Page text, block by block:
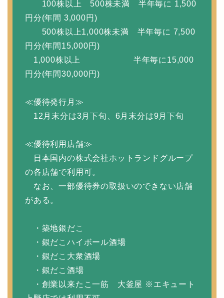
100株以上 500株未満 半年毎に 1,500
円分(年間 3,000円)
500株以上1,000株未満 半年毎に 7,500
円分(年間15,000円)
1,000株以上 半年毎に15,000
円分(年間30,000円)
≪優待発行月≫
12月末分は3月下旬、6月末分は9月下旬
≪優待利用店舗≫
日本国内の株式会社ホットランドグループ
の各店舗で利用可。
なお、一部優待券の取扱いのできない店舗
がある。
・築地銀だこ
・銀だこハイボール酒場
・銀だこ大衆酒場
・銀だこ酒場
・創業以来たこ一筋 大釜屋 ※エキュート